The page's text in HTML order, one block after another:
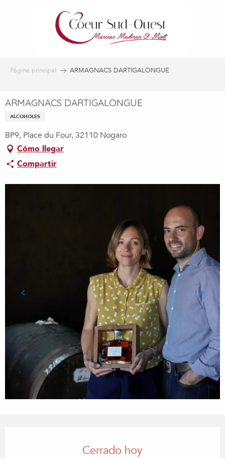
Página principal ARMAGNACS DARTIGALONGUE
ARMAGNACS DARTIGALONGUE
ALCOHOLES
BP9, Place du Four, 32110 Nogaro
Cómo llegar
Compartir
Cerrado hoy